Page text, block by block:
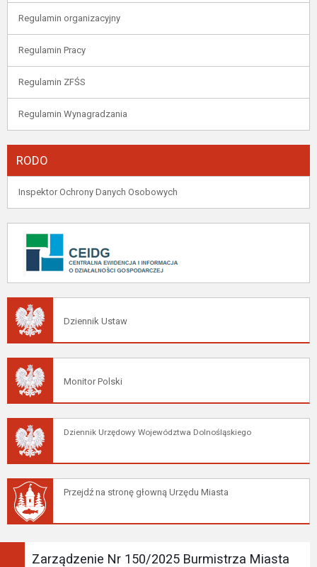
Regulamin organizacyjny
Regulamin Pracy
Regulamin ZFŚS
Regulamin Wynagradzania
RODO
Inspektor Ochrony Danych Osobowych
Dziennik Ustaw
Monitor Polski
Dziennik Urzędowy Województwa Dolnośląskiego
Przejdź na stronę głowną Urzędu Miasta
Zarządzenie Nr 150/2025 Burmistrza Miasta